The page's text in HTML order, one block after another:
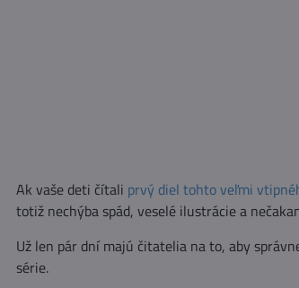
Ak vaše deti čítali prvý diel tohto veľmi
totiž nechýba spád, veselé ilustrácie a
Už len pár dní majú čitatelia na to, aby
série.